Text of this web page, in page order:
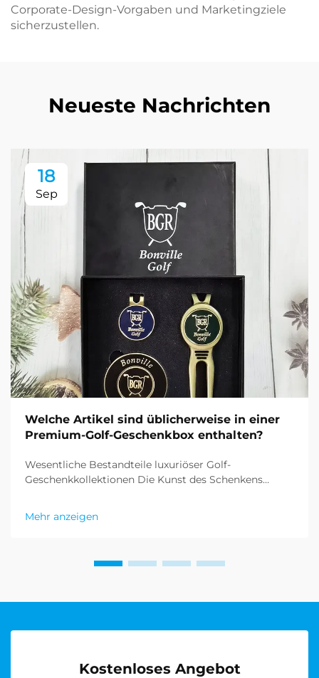
Corporate-Design-Vorgaben und Marketingziele
sicherzustellen.
Neueste Nachrichten
18
Sep
Welche Artikel sind üblicherweise in einer
Premium-Golf-Geschenkbox enthalten?
Wesentliche Bestandteile luxuriöser Golf-
Geschenkkollektionen Die Kunst des Schenkens
raffinierte Dimension. Diese sorgfältig
zusammengestellten Kollektionen vereinen
Mehr anzeigen
Kostenloses Angebot